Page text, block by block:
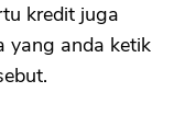
kredit juga
yang anda ketik